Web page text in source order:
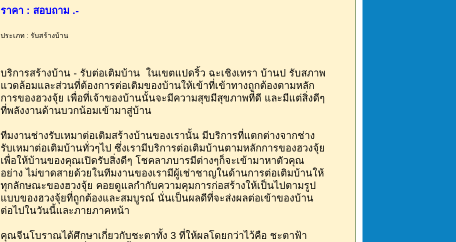
ราคา : สอบถาม .-
ประเภท : รับสร้างบ้าน
บริการสร้างบ้าน - รับต่อเติมบ้าน ในเขตแปดริ้ว ฉะเชิงเทรา บ้านป รับสภาพ
แวดล้อมและส่วนที่ต้องการต่อเติมของบ้านให้เข้าที่เข้าทางถูกต้องตามหลัก
การของฮวงจุ้ย เพื่อที่เจ้าของบ้านนั้นจะมีความสุขมีสุขภาพที่ดี และมีแต่สิ่งดีๆ
ที่พลังงานด้านบวกน้อมเข้ามาสู่บ้าน
ทีมงานช่างรับเหมาต่อเติมสร้างบ้านของเรานั้น มีบริการที่แตกต่างจากช่าง
รับเหมาต่อเติมบ้านทั่วๆไป ซึ่งเรามีบริการต่อเติมบ้านตามหลักการของฮวงจุ้ย
เพื่อให้บ้านของคุณเปิดรับสิ่งดีๆ โชคลาภบารมีต่างๆก็จะเข้ามาหาตัวคุณ
อย่าง ไม่ขาดสายด้วยในทีมงานของเรามีผู้เช่าชาญในด้านการต่อเติมบ้านให้
ทุกลักษณะของฮวงจุ้ย คอยดูแลกำกับความคุมการก่อสร้างให้เป็นไปตามรูป
แบบของฮวงจุ้ยที่ถูกต้องและสมบูรณ์ นั่นเป็นผลดีที่จะส่งผลต่อเข้าของบ้าน
ต่อไปในวันนี้และภายภาคหน้า
คุณจีนโบราณได้ศึกษาเกี่ยวกับชะตาทั้ง 3 ที่ให้ผลโดยกว่าไว้คือ ชะตาฟ้า